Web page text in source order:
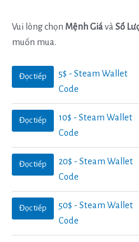
Vui lòng chọn Mệnh Giávà Số
muốn mua.
Đọc tiếp
5$ - Steam Wallet
Code
Đọc tiếp
10$ - Steam Wallet
Code
Đọc tiếp
20$ - Steam Wallet
Code
Đọc tiếp
50$ - Steam Wallet
Code